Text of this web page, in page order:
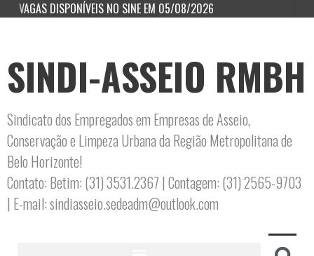
VAGAS DISPONÍVEIS NO SINE EM 05/08/2026
SINDI-ASSEIO RMBH
Sindicato dos Empregados em Empresas de Asseio,
Conservação e Limpeza Urbana da Região Metropolitana de
Belo Horizonte!
Contato: Betim: (31) 3531.2367 | Contagem: (31) 2565-9703
| E-mail: sindiasseio.sedeadm@outlook.com